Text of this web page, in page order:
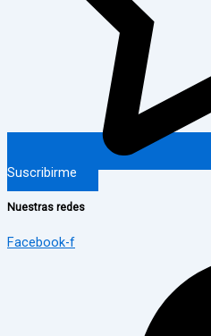
Suscribirme
Nuestras redes
Facebook-f